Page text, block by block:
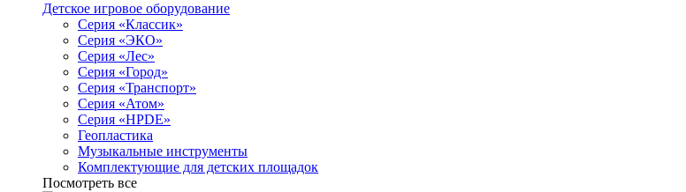
Детское игровое оборудование
Серия «Классик»
Серия «ЭКО»
Серия «Лес»
Серия «Город»
Серия «Транспорт»
Серия «Атом»
Серия «HPDE»
Геопластика
Музыкальные инструменты
Комплектующие для детских площадок
Посмотреть все